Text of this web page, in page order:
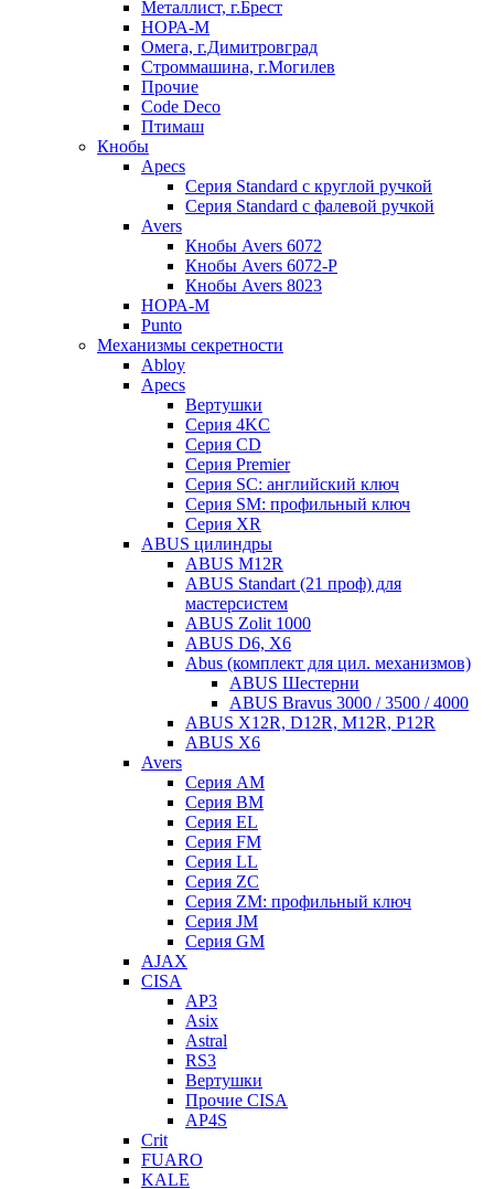
Металлист, г.Брест
НОРА-М
Омега, г.Димитровград
Строммашина, г.Могилев
Прочие
Code Deco
Птимаш
Кнобы
Apecs
Серия Standard с круглой ручкой
Серия Standard с фалевой ручкой
Avers
Кнобы Avers 6072
Кнобы Avers 6072-P
Кнобы Avers 8023
НОРА-М
Punto
Механизмы секретности
Abloy
Apecs
Вертушки
Серия 4KC
Серия CD
Серия Premier
Серия SC: английский ключ
Серия SM: профильный ключ
Серия XR
ABUS цилиндры
ABUS M12R
ABUS Standart (21 проф) для
мастерсистем
ABUS Zolit 1000
ABUS D6, X6
Abus (комплект для цил. механизмов)
ABUS Шестерни
ABUS Bravus 3000 / 3500 / 4000
ABUS X12R, D12R, M12R, P12R
ABUS X6
Avers
Серия AM
Серия BM
Серия EL
Серия FM
Серия LL
Серия ZC
Серия ZM: профильный ключ
Серия JM
Серия GM
AJAX
CISA
AP3
Asix
Astral
RS3
Вертушки
Прочие CISA
AP4S
Crit
FUARO
KALE